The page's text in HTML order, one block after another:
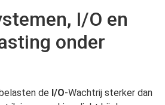
I/O en
onder
de I/O-Wachtrij sterker dan